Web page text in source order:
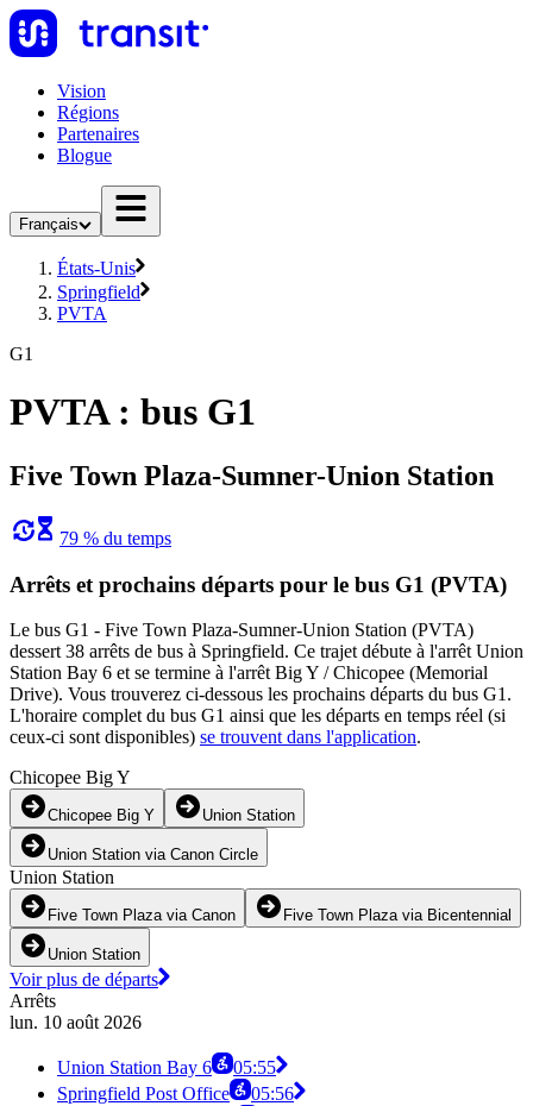
Vision
Régions
Partenaires
Blogue
Français
États-Unis
Springfield
PVTA
G1
PVTA : bus G1
Five Town Plaza-Sumner-Union Station
79 % du temps
Arrêts et prochains départs pour le bus G1 (PVTA)
Le bus G1 - Five Town Plaza-Sumner-Union Station (PVTA)
dessert 38 arrêts de bus à Springfield. Ce trajet débute à l'arrêt Union
Station Bay 6 et se termine à l'arrêt Big Y / Chicopee (Memorial
Drive). Vous trouverez ci-dessous les prochains départs du bus G1.
L'horaire complet du bus G1 ainsi que les départs en temps réel (si
ceux-ci sont disponibles) se trouvent dans l'application.
Chicopee Big Y
Chicopee Big Y Union Station
Union Station via Canon Circle
Union Station
Five Town Plaza via Canon Five Town Plaza via Bicentennial
Union Station
Voir plus de départs
Arrêts
lun. 10 août 2026
Union Station Bay 6
05:55
Springfield Post Office
05:56